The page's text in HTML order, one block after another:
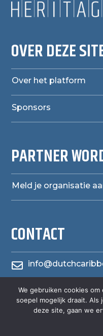
OVER DEZE
Over het platform
Sponsors
PARTNER
Meld je organisatie
CONTACT


We gebruiken cookies
soepel mogelijk draait. Als
deze site, gaan we